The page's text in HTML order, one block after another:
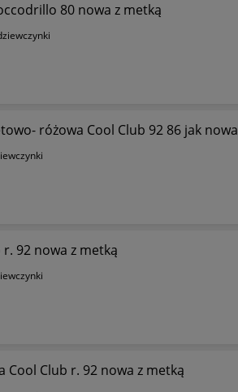
80 nowa z metką
różowa Cool Club 92 86 jak nowa
92 nowa z metką
Cool Club r. 92 nowa z metką